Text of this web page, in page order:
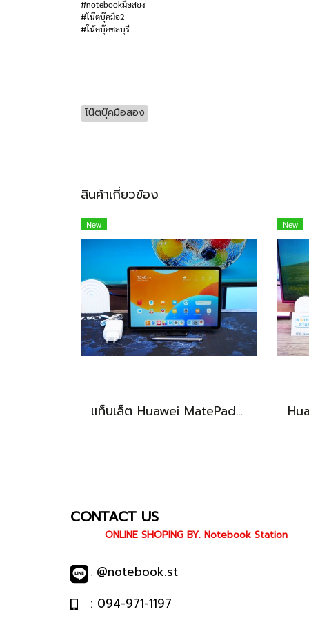
#notebookมือสอง
#โน๊ตบุ๊คมือ2
#โน้คบุ๊คชลบุรี
โน๊ตบุ๊คมือสอง
สินค้าเกี่ยวข้อง
New
แท็บเล็ต Huawei MatePad 11.5 Wi-Fi (6+128) Midnight Grey มีปากกามาให้ พร้อมใช้งาน ราคาเพียง 6,490.-
New
CONTACT US
ONLINE SHOPING BY. Notebook Station
: @notebook.st
: 094-971-1197